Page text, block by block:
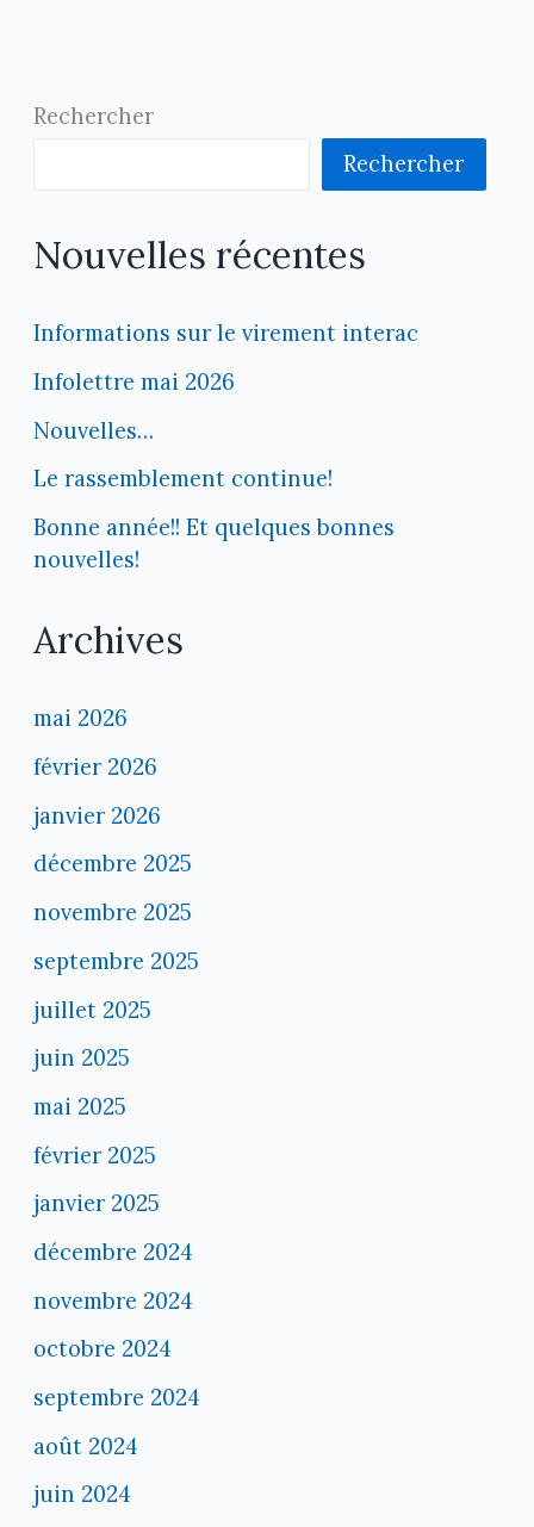
Rechercher
Rechercher
Nouvelles récentes
Informations sur le virement interac
Infolettre mai 2026
Nouvelles…
Le rassemblement continue!
Bonne année!! Et quelques bonnes
nouvelles!
Archives
mai 2026
février 2026
janvier 2026
décembre 2025
novembre 2025
septembre 2025
juillet 2025
juin 2025
mai 2025
février 2025
janvier 2025
décembre 2024
novembre 2024
octobre 2024
septembre 2024
août 2024
juin 2024